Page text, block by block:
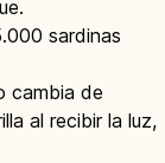
sardinas
cambia de
al recibir la luz,